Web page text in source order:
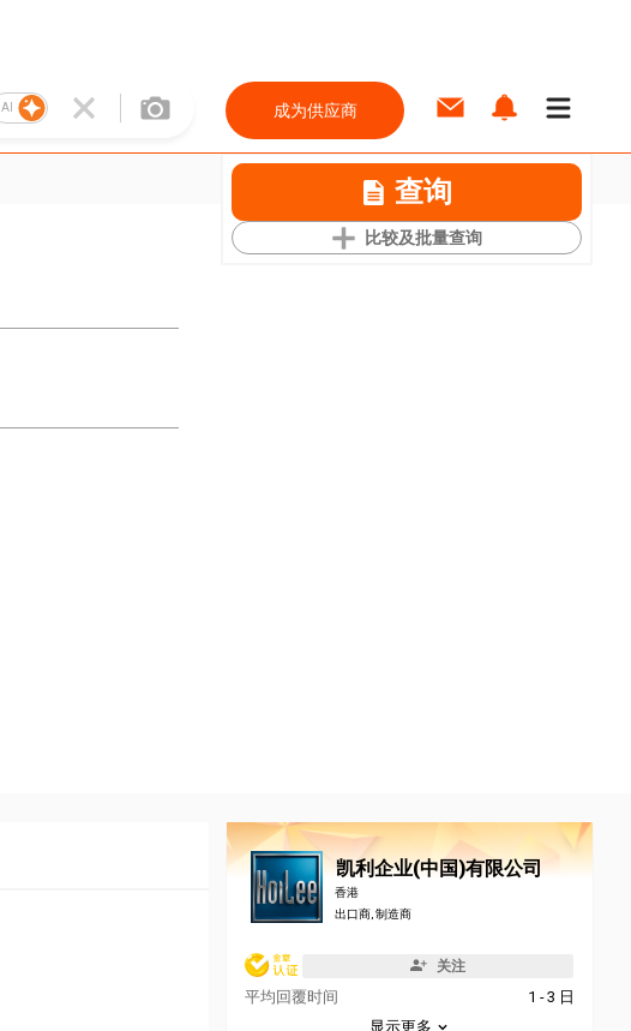
AI 成为供应商
查询
比较及批量查询
凯利企业(中国)有限公司
香港
出口商, 制造商
关注
平均回覆时间
1 - 3 日
显示更多